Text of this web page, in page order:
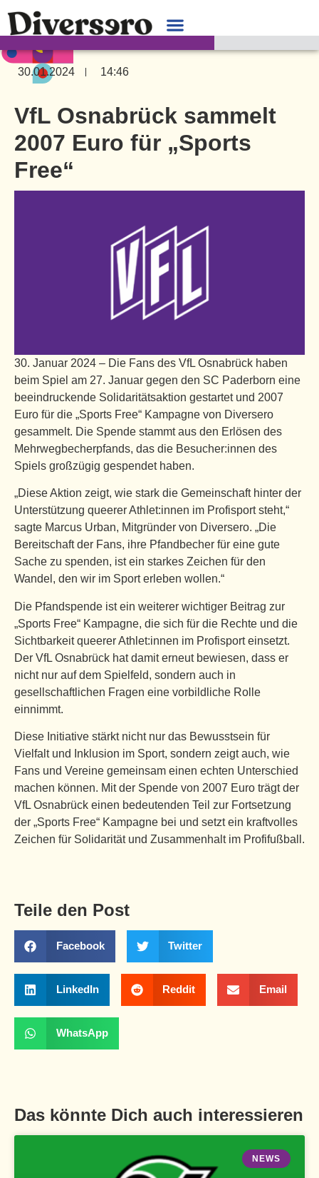
30.01.2024 14:46
VfL Osnabrück sammelt
2007 Euro für „Sports
Free“
30. Januar 2024 – Die Fans des VfL Osnabrück haben
beim Spiel am 27. Januar gegen den SC Paderborn eine
beeindruckende Solidaritätsaktion gestartet und 2007
Euro für die „Sports Free“ Kampagne von Diversero
gesammelt. Die Spende stammt aus den Erlösen des
Mehrwegbecherpfands, das die Besucher:innen des
Spiels großzügig gespendet haben.
„Diese Aktion zeigt, wie stark die Gemeinschaft hinter der
Unterstützung queerer Athlet:innen im Profisport steht,“
sagte Marcus Urban, Mitgründer von Diversero. „Die
Bereitschaft der Fans, ihre Pfandbecher für eine gute
Sache zu spenden, ist ein starkes Zeichen für den
Wandel, den wir im Sport erleben wollen.“
Die Pfandspende ist ein weiterer wichtiger Beitrag zur
„Sports Free“ Kampagne, die sich für die Rechte und die
Sichtbarkeit queerer Athlet:innen im Profisport einsetzt.
Der VfL Osnabrück hat damit erneut bewiesen, dass er
nicht nur auf dem Spielfeld, sondern auch in
gesellschaftlichen Fragen eine vorbildliche Rolle
einnimmt.
Diese Initiative stärkt nicht nur das Bewusstsein für
Vielfalt und Inklusion im Sport, sondern zeigt auch, wie
Fans und Vereine gemeinsam einen echten Unterschied
machen können. Mit der Spende von 2007 Euro trägt der
VfL Osnabrück einen bedeutenden Teil zur Fortsetzung
der „Sports Free“ Kampagne bei und setzt ein kraftvolles
Zeichen für Solidarität und Zusammenhalt im Profifußball.
Teile den Post
Facebook Twitter
LinkedIn Reddit Email
WhatsApp
Das könnte Dich auch interessieren
NEWS